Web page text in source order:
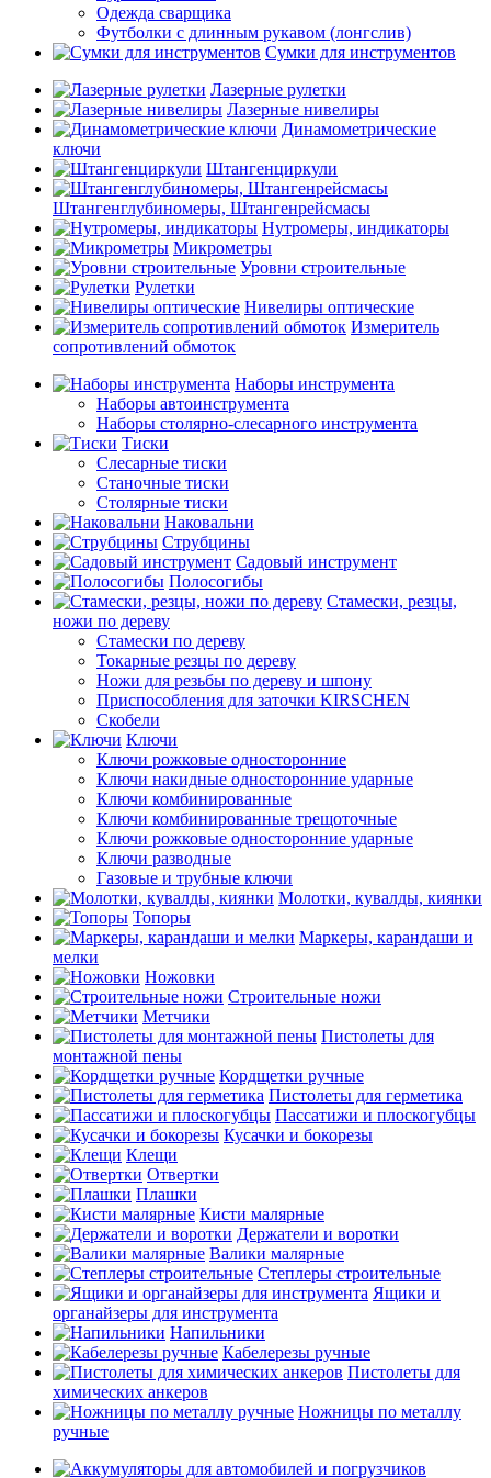
Одежда сварщика
Футболки с длинным рукавом (лонгслив)
Сумки для инструментов
Лазерные рулетки
Лазерные нивелиры
Динамометрические
ключи
Штангенциркули
Штангенглубиномеры, Штангенрейсмасы
Нутромеры, индикаторы
Микрометры
Уровни строительные
Рулетки
Нивелиры оптические
Измеритель
сопротивлений обмоток
Наборы инструмента
Наборы автоинструмента
Наборы столярно-слесарного инструмента
Тиски
Слесарные тиски
Станочные тиски
Столярные тиски
Наковальни
Струбцины
Садовый инструмент
Полосогибы
Стамески, резцы,
ножи по дереву
Стамески по дереву
Токарные резцы по дереву
Ножи для резьбы по дереву и шпону
Приспособления для заточки KIRSCHEN
Скобели
Ключи
Ключи рожковые односторонние
Ключи накидные односторонние ударные
Ключи комбинированные
Ключи комбинированные трещоточные
Ключи рожковые односторонние ударные
Ключи разводные
Газовые и трубные ключи
Молотки, кувалды, киянки
Топоры
Маркеры, карандаши и
мелки
Ножовки
Строительные ножи
Метчики
Пистолеты для
монтажной пены
Кордщетки ручные
Пистолеты для герметика
Пассатижи и плоскогубцы
Кусачки и бокорезы
Клещи
Отвертки
Плашки
Кисти малярные
Держатели и воротки
Валики малярные
Степлеры строительные
Ящики и
органайзеры для инструмента
Напильники
Кабелерезы ручные
Пистолеты для
химических анкеров
Ножницы по металлу
ручные